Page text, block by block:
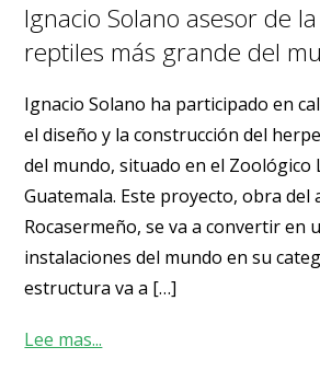
Ignacio Solano asesor de
reptiles más grande del
Ignacio Solano ha participado en
el diseño y la construcción del
del mundo, situado en el Zoológico
Guatemala. Este proyecto, obra
Rocasermeño, se va a convertir en
instalaciones del mundo en su
estructura va a […]
Lee mas...